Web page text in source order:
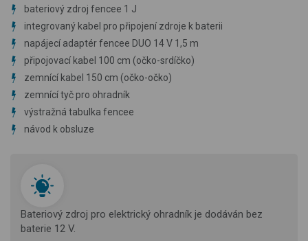
bateriový zdroj fencee 1 J
integrovaný kabel pro připojení zdroje k baterii
napájecí adaptér fencee DUO 14 V 1,5 m
připojovací kabel 100 cm (očko-srdíčko)
zemnící kabel 150 cm (očko-očko)
zemnící tyč pro ohradník
výstražná tabulka fencee
návod k obsluze
Bateriový zdroj pro elektrický ohradník je dodáván bez
baterie 12 V.